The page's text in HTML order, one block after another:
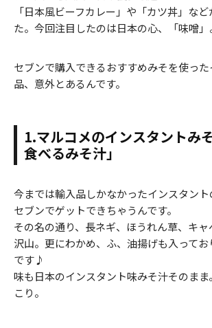
「日本風ビーフカレー」や「カツ丼」な
た。今回注目したのは日本の心、「味噌」
セブンで購入できるおすすめみそを使っ
品、意外とあるんです。
1.マルコメのインスタントみ
食べるみそ汁」
今までは輸入品しかなかったインスタン
セブンでゲットできちゃうんです。
その名の通り、長ネギ、ほうれん草、キャ
沢山。更にわかめ、ふ、油揚げも入って
です♪
味も日本のインスタント味みそ汁そのま
こり。